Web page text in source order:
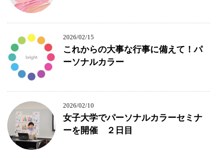
2026/02/15
これからの大事な行事に備えて！パ
ーソナルカラー
2026/02/10
女子大学でパーソナルカラーセミナ
ーを開催 ２日目